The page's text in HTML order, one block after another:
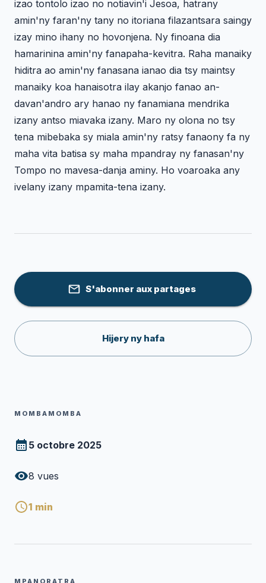
izao tontolo izao no notiavin'i Jesoa, hatrany
amin'ny faran'ny tany no itoriana filazantsara saingy
izay mino ihany no hovonjena. Ny finoana dia
hamarinina amin'ny fanapaha-kevitra. Raha manaiky
hiditra ao amin'ny fanasana ianao dia tsy maintsy
manaiky koa hanaisotra ilay akanjo fanao an-
davan'andro ary hanao ny fanamiana mendrika
izany antso miavaka izany. Maro ny olona no tsy
tena mibebaka sy miala amin'ny ratsy fanaony fa ny
maha vita batisa sy maha mpandray ny fanasan'ny
Tompo no mavesa-danja aminy. Ho voaroaka any
ivelany izany mpamita-tena izany.
S'abonner aux partages
Hijery ny hafa
MOMBAMOMBA
5 octobre 2025
8 vues
1 min
MPANORATRA